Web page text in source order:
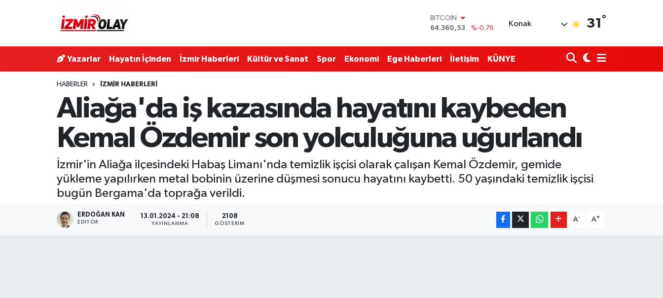
BITCOIN
64.360,53
%-0.76
47,7069
%0.17
EURO
%0.01
6574.81
%1.44
BİST100
%64
Konak 31 °
Yazarlar Hayatın İçinden İzmir Haberleri Kültür ve Sanat Spor Ekonomi Ege Haberleri İletişim KÜNYE
HABERLER İZMIR HABERLERI
Aliağa'da iş kazasında hayatını kaybeden
Kemal Özdemir son yolculuğuna uğurlandı
İzmir'in Aliağa ilçesindeki Habaş Limanı'nda temizlik işçisi olarak çalışan Kemal Özdemir, gemide
yükleme yapılırken metal bobinin üzerine düşmesi sonucu hayatını kaybetti. 50 yaşındaki temizlik işçisi
bugün Bergama'da toprağa verildi.
ERDOĞAN KAN
EDITÖR
13.01.2024 - 21:08
YAYINLANMA
2108
GÖSTERIM
A- A+
Konak Trafik Yoğunluk Haritası
Süper Lig Puan Durumu ve Fikstür
Tüm Manşetler
Son Dakika Haberleri
Haber Arşivi